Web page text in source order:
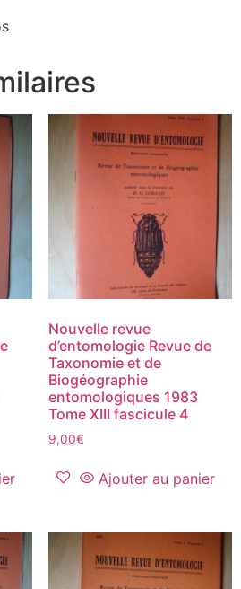
Nouvelle revue
d’entomologie Revue de
Taxonomie et de
Biogéographie
entomologiques 1983
Tome XIII fascicule 4
9,00€
Ajouter au panier